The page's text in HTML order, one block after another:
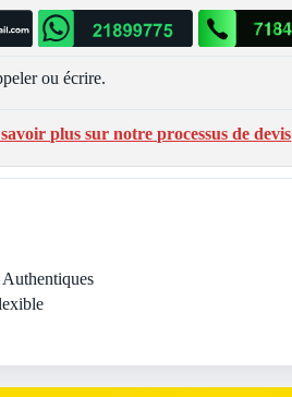
ou écrire.
plus sur notre processus de devis
Authentiques